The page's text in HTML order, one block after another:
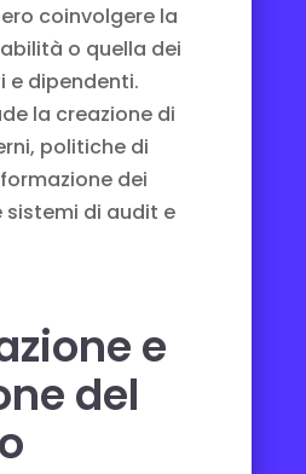
coinvolgere la
o quella dei
e dipendenti.
la creazione di
politiche di
dei
sistemi di audit e
e
del